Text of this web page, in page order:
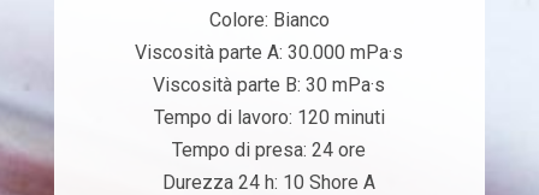
Colore: Bianco
Viscosità parte A: 30.000 mPa·s
Viscosità parte B: 30 mPa·s
Tempo di lavoro: 120 minuti
Tempo di presa: 24 ore
Durezza 24 h: 10 Shore A